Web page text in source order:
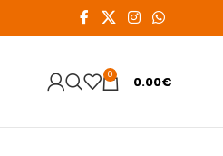
0 0.00€